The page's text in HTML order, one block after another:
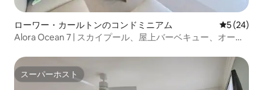
ローワー・カールトンのコンドミニアム レビュー
5 (24)
Alora Ocean 7 | スカイプール、屋上バーベキュー、オーシ
スーパーホスト
スーパーホスト